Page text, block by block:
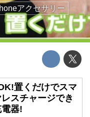
アクセサリー
置くだけでスマ
スチャージでき
器!